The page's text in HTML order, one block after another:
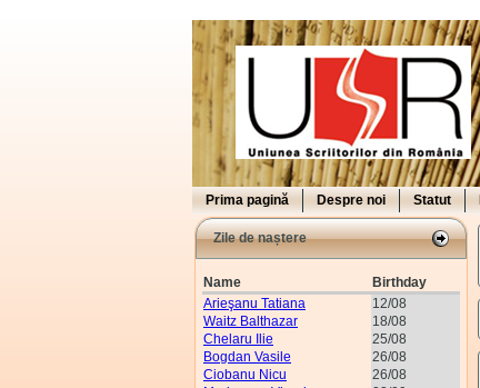
Prima pagină Despre noi Statut
Zile de naștere
Name
Birthday
Arieşanu Tatiana
12/08
Waitz Balthazar
18/08
Chelaru Ilie
25/08
Bogdan Vasile
26/08
Ciobanu Nicu
26/08